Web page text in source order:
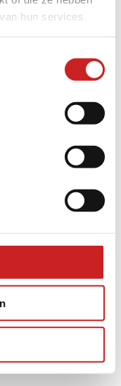
hun services.
for more